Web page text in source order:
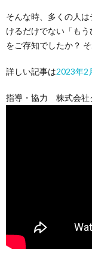
そんな時、多くの人
けるだけでない「も
をご存知でしたか？
詳しい記事は2023年2
指導・協力 株式会社